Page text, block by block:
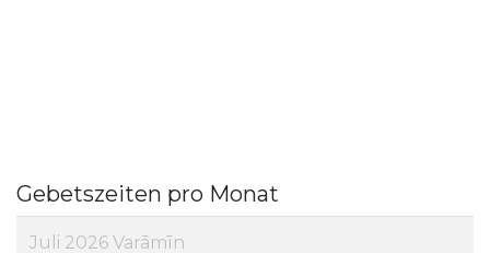
Gebetszeiten pro Monat
Juli 2026 Varāmīn